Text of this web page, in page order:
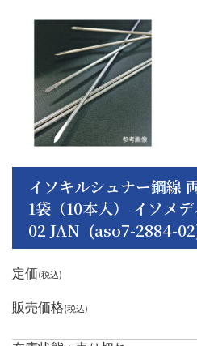
イソキルシュナー鋼線
1袋（10本入） イソメ
02 JAN (aso7-2884-
定価(税込)
販売価格(税込)